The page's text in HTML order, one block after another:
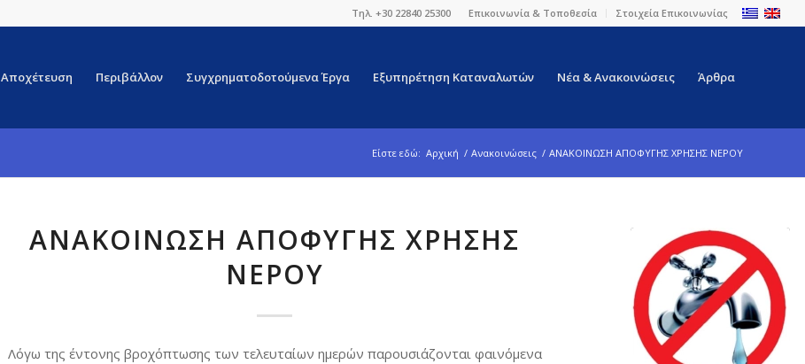
Επικοινωνία & Τοποθεσία Στοιχεία Επικοινωνίας
Τηλ. +30 22840 25300
Αποχέτευση Περιβάλλον Συγχρηματοδοτούμενα Έργα Εξυπηρέτηση Καταναλωτών Νέα & Ανακοινώσεις Άρθρα
Είστε εδώ: Αρχική / Ανακοινώσεις / ΑΝΑΚΟΙΝΩΣΗ ΑΠΟΦΥΓΗΣ ΧΡΗΣΗΣ ΝΕΡΟΥ
ΑΝΑΚΟΙΝΩΣΗ ΑΠΟΦΥΓΗΣ ΧΡΗΣΗΣ
ΝΕΡΟΥ
Λόγω της έντονης βροχόπτωσης των τελευταίων ημερών παρουσιάζονται φαινόμενα